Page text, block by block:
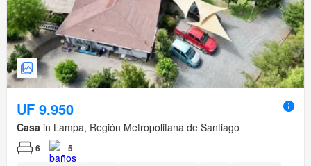
UF 9.950
Casa in Lampa, Región Metropolitana de Santiago
6 5